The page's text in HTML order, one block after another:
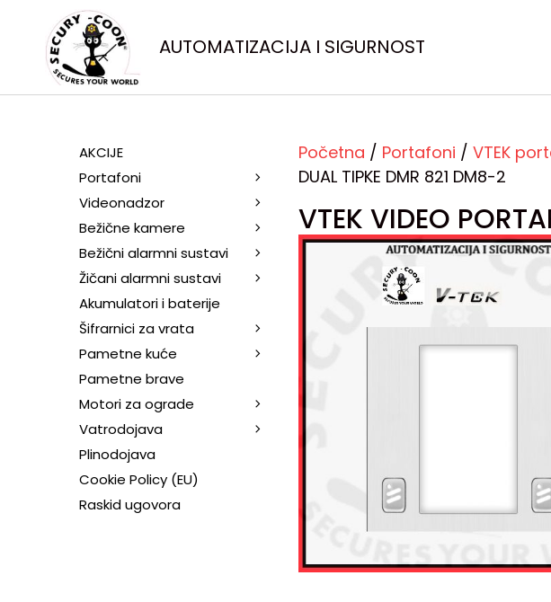
AUTOMATIZACIJA I SIGURNOST
Početna / Portafoni / VTEK
DUAL TIPKE DMR 821 DM8-2
VTEK VIDEO
AKCIJE
Portafoni
Videonadzor
Bežične kamere
Bežični alarmni sustavi
Žičani alarmni sustavi
Akumulatori i baterije
Šifrarnici za vrata
Pametne kuće
Pametne brave
Motori za ograde
Vatrodojava
Plinodojava
Cookie Policy (EU)
Raskid ugovora